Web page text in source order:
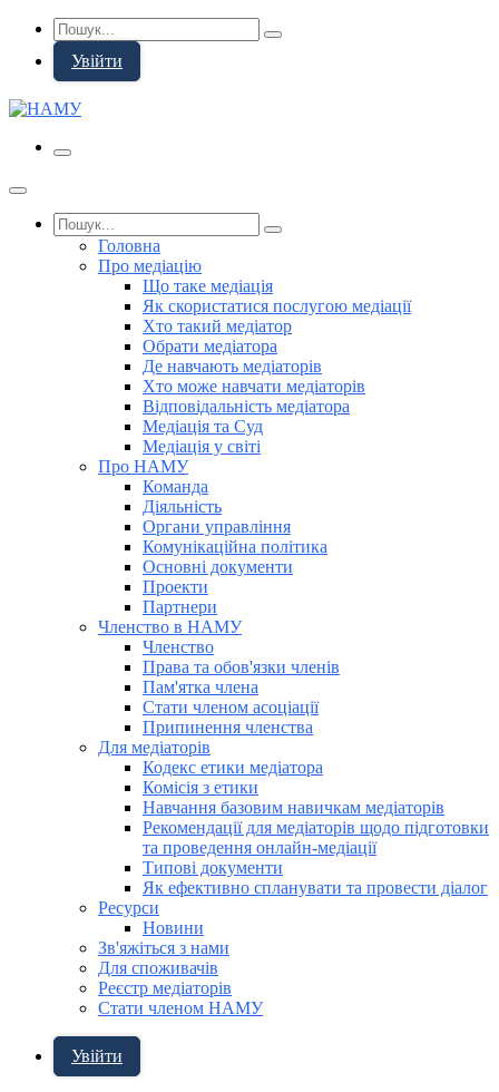
Увійти
Головна
Про медіацію
Що таке медіація
Як скористатися послугою медіації
Хто такий медіатор
Обрати медіатора
Де навчають медіаторів
Хто може навчати медіаторів
Відповідальність медіатора
Медіація та Суд
Медіація у світі
Про НАМУ
Команда
Діяльність
Органи управління
Комунікаційна політика
Основні документи
Проекти
Партнери
Членство в НАМУ
Членство
Права та обов'язки членів
Пам'ятка члена
Стати членом асоціації
Припинення членства
Для медіаторів
Кодекс етики медіатора
Комісія з етики
Навчання базовим навичкам медіаторів
Рекомендації для медіаторів щодо підготовки
та проведення онлайн-медіації
Типові документи
Як ефективно спланувати та провести діалог
Ресурси
Новини
Зв'яжіться з нами
Для споживачів
Реєстр медіаторів
Стати членом НАМУ
Увійти